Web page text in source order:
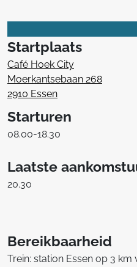
Startplaats
Café Hoek City
Moerkantsebaan 268
2910 Essen
Starturen
08.00-18.30
Laatste
20.30
Bereikbaarheid
Trein: station Essen op 3 km